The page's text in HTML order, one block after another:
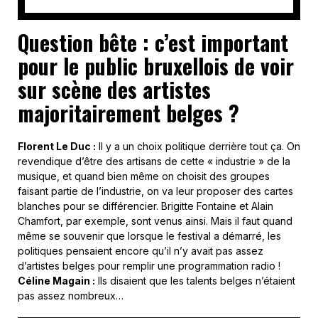
Question bête : c’est important
pour le public bruxellois de voir
sur scène des artistes
majoritairement belges ?
Florent Le Duc : Il y a un choix politique derrière tout ça. On
revendique d’être des artisans de cette « industrie » de la
musique, et quand bien même on choisit des groupes
faisant partie de l’industrie, on va leur proposer des cartes
blanches pour se différencier. Brigitte Fontaine et Alain
Chamfort, par exemple, sont venus ainsi. Mais il faut quand
même se souvenir que lorsque le festival a démarré, les
politiques pensaient encore qu’il n’y avait pas assez
d’artistes belges pour remplir une programmation radio !
Céline Magain : Ils disaient que les talents belges n’étaient
pas assez nombreux…